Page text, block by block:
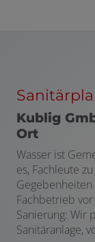
Kublig
Ort
Wasser ist
es, Fachleute
Fachbetrieb
Sanierung: Wir
Sanitäranlage,